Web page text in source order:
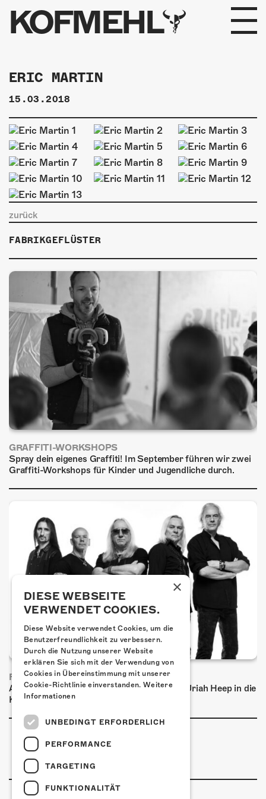
KOFMEHL
PROGRAMM
FABRIKGEFLÜSTER
GALERIE
FOTOGALERIE
PHOTOMAT
INFOS
KONTAKT
ÜBER UNS
GÖNNEREI
SHOP
MITMACHEN
ERIC MARTIN
15.03.2018
zurück
FABRIKGEFLÜSTER
GRAFFITI-WORKSHOPS
Spray dein eigenes Graffiti! Im September führen wir zwei
Graffiti-Workshops für Kinder und Jugendliche durch.
FRISCH BESTÄTIGT: URIAH HEEP
Am Sonntag, 15. November 2026 kommen Uriah Heep in die
Kulturfabrik Kofmehl!
×
DIESE WEBSEITE
VERWENDET COOKIES.
Diese Website verwendet Cookies, um die
Benutzerfreundlichkeit zu verbessern.
Durch die Nutzung unserer Website
erklären Sie sich mit der Verwendung von
Cookies in Übereinstimmung mit unserer
Cookie-Richtlinie einverstanden. Weitere
Informationen
UNBEDINGT ERFORDERLICH
PERFORMANCE
TARGETING
FUNKTIONALITÄT